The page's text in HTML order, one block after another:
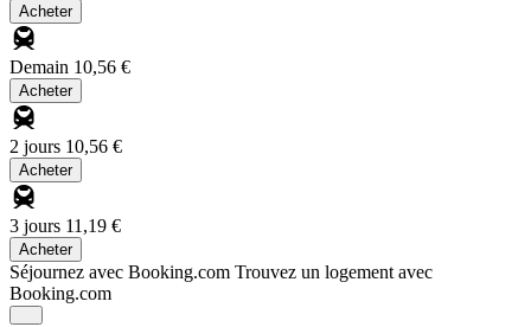
Acheter
Demain 10,56 €
Acheter
2 jours 10,56 €
Acheter
3 jours 11,19 €
Acheter
Séjournez avec Booking.com Trouvez un logement avec
Booking.com